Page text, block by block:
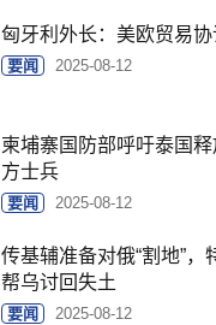
匈牙利外长：美欧贸易
要闻 2025-08-12
柬埔寨国防部呼吁泰国
方士兵
要闻 2025-08-12
传基辅准备对俄“割地”，
帮乌讨回失土
要闻 2025-08-12